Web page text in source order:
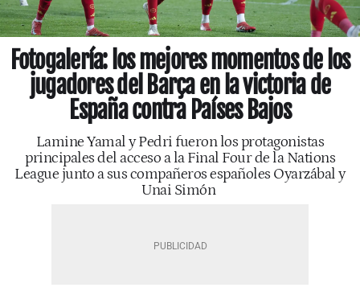
Fotogalería: los mejores momentos de los
jugadores del Barça en la victoria de
España contra Países Bajos
Lamine Yamal y Pedri fueron los protagonistas
principales del acceso a la Final Four de la Nations
League junto a sus compañeros españoles Oyarzábal y
Unai Simón